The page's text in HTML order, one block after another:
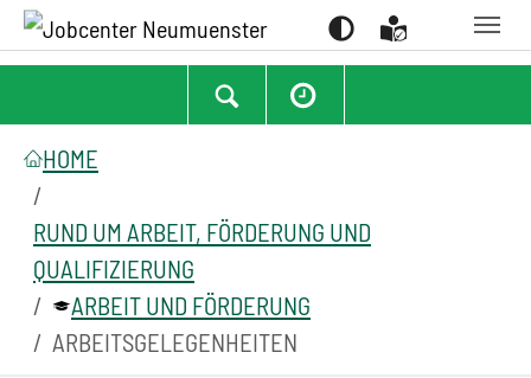
Zum Hauptinhalt springen
Zum Seitenfooter springen
Suchen
Sie sind hier:
HOME
RUND UM ARBEIT, FÖRDERUNG UND
QUALIFIZIERUNG
ARBEIT UND FÖRDERUNG
ARBEITSGELEGENHEITEN